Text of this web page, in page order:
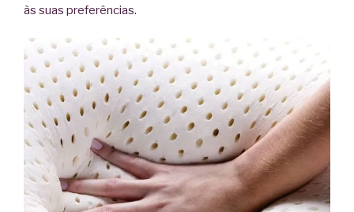
às suas preferências.